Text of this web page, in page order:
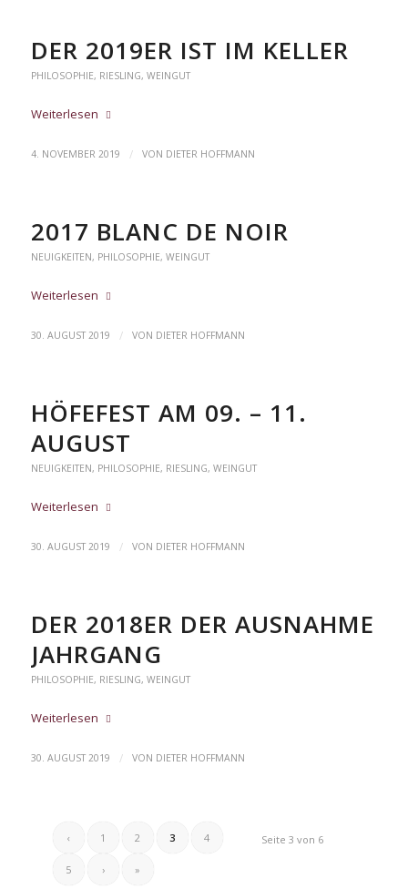
DER 2019ER IST IM KELLER
PHILOSOPHIE, RIESLING, WEINGUT
Weiterlesen
4. NOVEMBER 2019 / VON DIETER HOFFMANN
2017 BLANC DE NOIR
NEUIGKEITEN, PHILOSOPHIE, WEINGUT
Weiterlesen
30. AUGUST 2019 / VON DIETER HOFFMANN
HÖFEFEST AM 09. – 11.
AUGUST
NEUIGKEITEN, PHILOSOPHIE, RIESLING, WEINGUT
Weiterlesen
30. AUGUST 2019 / VON DIETER HOFFMANN
DER 2018ER DER AUSNAHME
JAHRGANG
PHILOSOPHIE, RIESLING, WEINGUT
Weiterlesen
30. AUGUST 2019 / VON DIETER HOFFMANN
Seite 3 von 6
‹ 1 2 3 4
5 › »